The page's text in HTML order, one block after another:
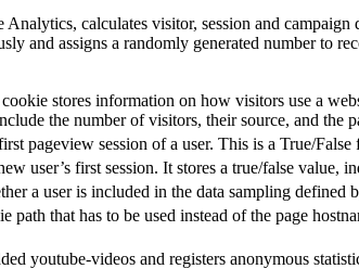
calculates visitor, session and
and assigns a randomly generated number to
stores information on how visitors use a
the number of visitors, their source, and the
pageview session of a user. This is a True/
user’s first session. It stores a true/false value,
a user is included in the data sampling defined
path that has to be used instead of the page
youtube-videos and registers anonymous